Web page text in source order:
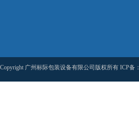
Copyright 广州标际包装设备有限公司版权所有 ICP备：